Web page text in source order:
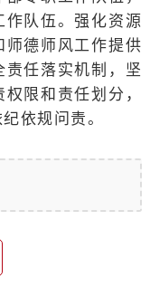
队伍。强化资源
师德师风工作提供
任落实机制，坚
限和责任划分，
依规问责。